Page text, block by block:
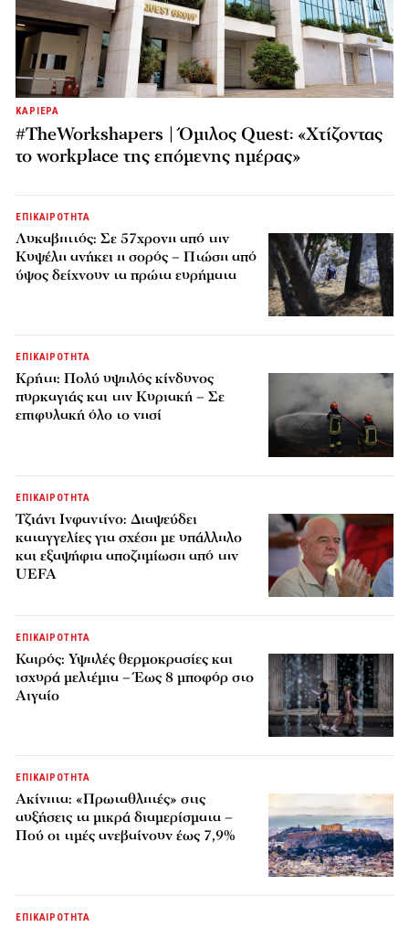
ΚΑΡΙΕΡΑ
#TheWorkshapers | Όμιλος Quest: «Χτίζοντας
το workplace της επόμενης ημέρας»
ΕΠΙΚΑΙΡΟΤΗΤΑ
Λυκαβηττός: Σε 57χρονη από την
Κυψέλη ανήκει η σορός – Πτώση από
ύψος δείχνουν τα πρώτα ευρήματα
ΕΠΙΚΑΙΡΟΤΗΤΑ
Κρήτη: Πολύ υψηλός κίνδυνος
πυρκαγιάς και την Κυριακή – Σε
επιφυλακή όλο το νησί
ΕΠΙΚΑΙΡΟΤΗΤΑ
Τζιάνι Ινφαντίνο: Διαψεύδει
καταγγελίες για σχέση με υπάλληλο
και εξαψήφια αποζημίωση από την
UEFA
ΕΠΙΚΑΙΡΟΤΗΤΑ
Καιρός: Υψηλές θερμοκρασίες και
ισχυρά μελτέμια – Έως 8 μποφόρ στο
Αιγαίο
ΕΠΙΚΑΙΡΟΤΗΤΑ
Ακίνητα: «Πρωταθλητές» στις
αυξήσεις τα μικρά διαμερίσματα –
Πού οι τιμές ανεβαίνουν έως 7,9%
ΕΠΙΚΑΙΡΟΤΗΤΑ